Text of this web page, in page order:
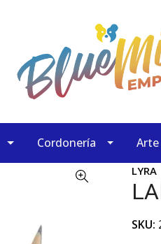
Cordonería
LYRA
SKU: